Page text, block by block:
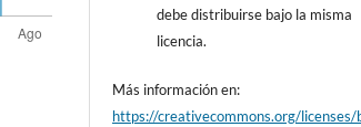
debe distribuirse bajo la misma
licencia.
Más información en:
https://creativecommons.org/licenses/